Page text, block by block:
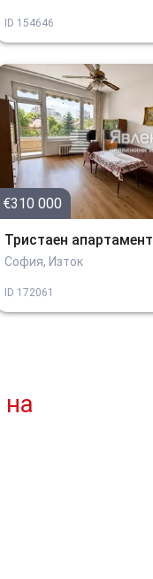
ID 154646
€310 000
Тристаен апартамент
София, Изток
ID 172061
на